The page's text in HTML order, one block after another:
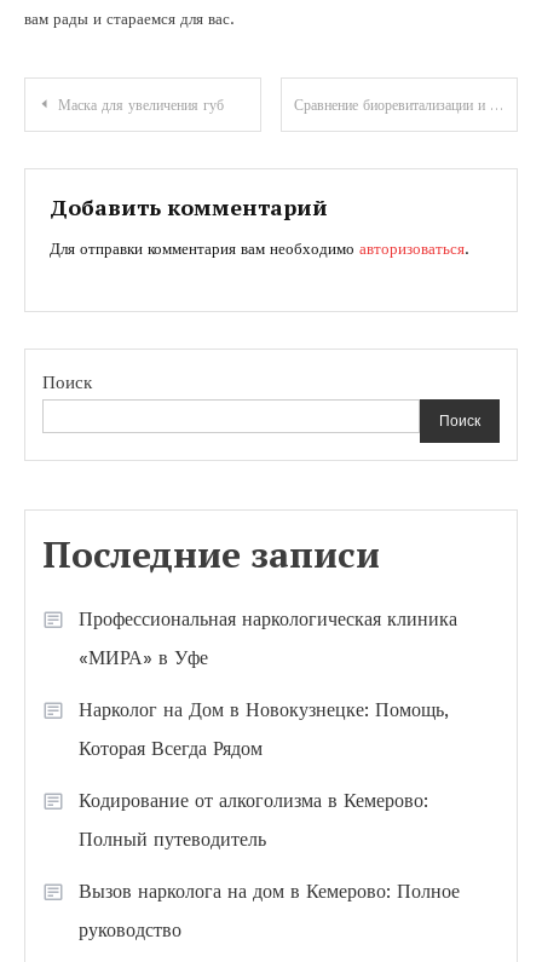
вам рады и стараемся для вас.
Навигация
по
записям
Маска для увеличения губ Сравнение биоревитализации и мезотерапии
Добавить комментарий
Для отправки комментария вам необходимо авторизоваться.
Поиск
Поиск
Последние записи
Профессиональная наркологическая клиника
«МИРА» в Уфе
Нарколог на Дом в Новокузнецке: Помощь,
Которая Всегда Рядом
Кодирование от алкоголизма в Кемерово:
Полный путеводитель
Вызов нарколога на дом в Кемерово: Полное
руководство